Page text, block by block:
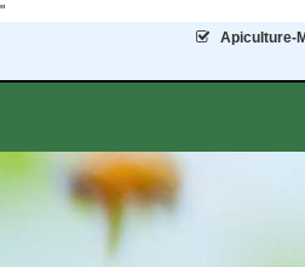
"
Apiculture-